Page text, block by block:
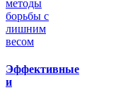
Эффективные
и